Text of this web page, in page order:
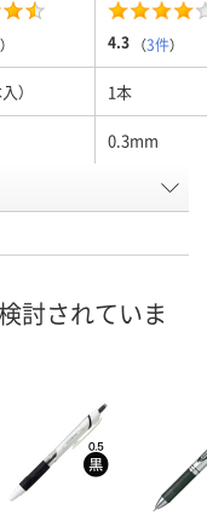
） 4.3 （3件）
） 1本
0.3mm
カゴへ カ
討されていま